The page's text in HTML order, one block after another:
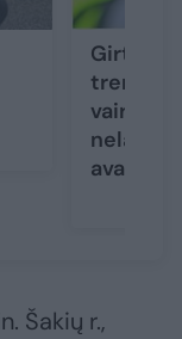
Girto
trenkėsi
avarijos
Šakių r.,